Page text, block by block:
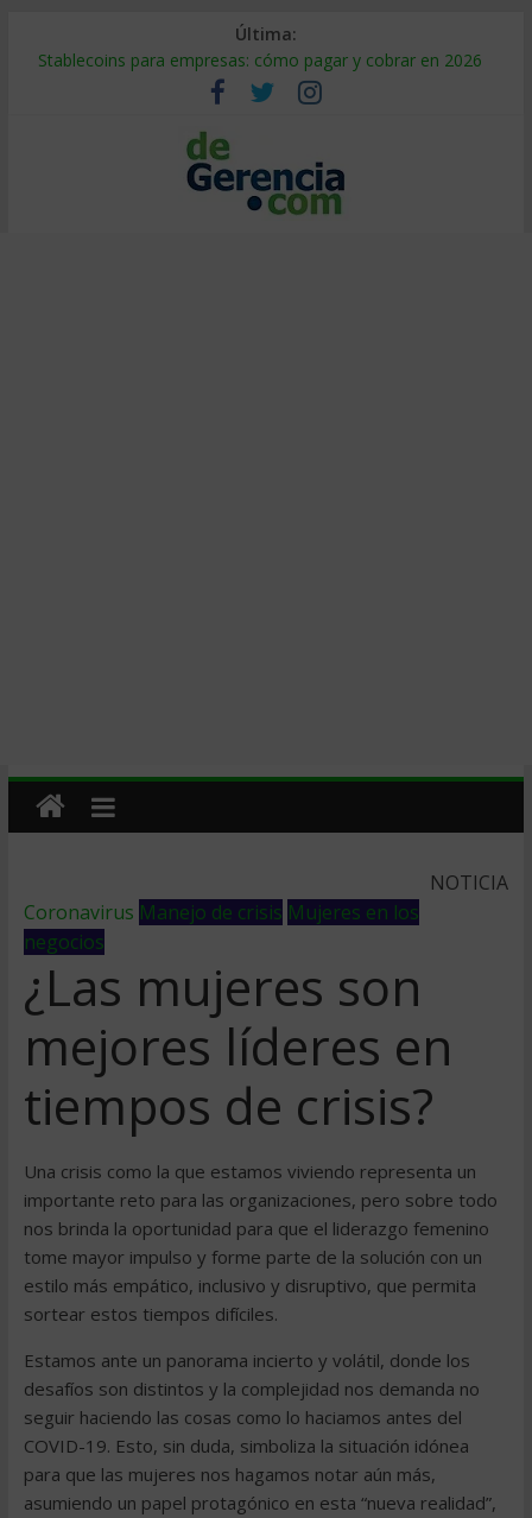
Última:
Stablecoins para empresas: cómo pagar y cobrar en 2026
Despido silencioso: qué es y por qué sale tan caro
IA en selección de personal: cómo auditarla a tiempo
Trabajo forzoso en la cadena de suministro: qué hacer
Mercado hispano de EE. UU.: cómo segmentarlo y venderle
NOTICIA
Coronavirus Manejo de crisis Mujeres en los
negocios
¿Las mujeres son
mejores líderes en
tiempos de crisis?
Una crisis como la que estamos viviendo representa un
importante reto para las organizaciones, pero sobre todo
nos brinda la oportunidad para que el liderazgo femenino
tome mayor impulso y forme parte de la solución con un
estilo más empático, inclusivo y disruptivo, que permita
sortear estos tiempos difíciles.
Estamos ante un panorama incierto y volátil, donde los
desafíos son distintos y la complejidad nos demanda no
seguir haciendo las cosas como lo haciamos antes del
COVID-19. Esto, sin duda, simboliza la situación idónea
para que las mujeres nos hagamos notar aún más,
asumiendo un papel protagónico en esta “nueva realidad”,